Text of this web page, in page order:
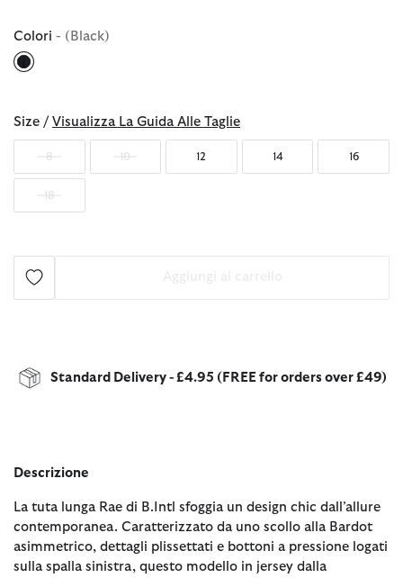
Colori - (Black)
Size / Visualizza La Guida Alle Taglie
8 10 12 14 16
18
Standard Delivery - £4.95 (FREE for orders over £49)
Descrizione
La tuta lunga Rae di B.Intl sfoggia un design chic dall’allure
contemporanea. Caratterizzato da uno scollo alla Bardot
asimmetrico, dettagli plissettati e bottoni a pressione logati
sulla spalla sinistra, questo modello in jersey dalla